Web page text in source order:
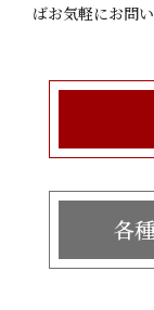
ばお気軽にお問
各